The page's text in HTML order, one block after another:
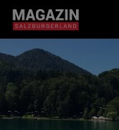
Zum Inhalt springen
BEITRÄGE IN
Magazin durchsuchen...